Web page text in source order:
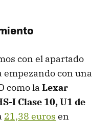
con el apartado
con una
como la Lexar
I Clase 10, U1 de
21,38 euros en